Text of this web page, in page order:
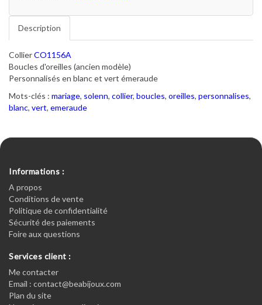
Description
CollierCO1156A
Boucles d'oreilles (ancien modèle)
Personnalisés en blanc et vert émeraude
Mots-clés : mariage, solenn, collier, boucles, oreilles, personnalises,
blanc, vert, emeraude
Informations :
A propos
Conditions de vente
Politique de confidentialité
Sécurité des paiements
Foire aux questions
Services client :
Me contacter
Email : contact@beabijoux.com
Plan du site